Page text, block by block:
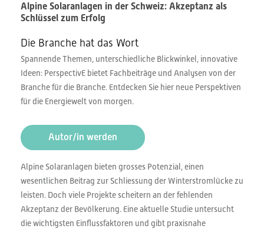
Alpine Solaranlagen in der Schweiz: Akzeptanz als
Schlüssel zum Erfolg
Die Branche hat das Wort
Spannende Themen, unterschiedliche Blickwinkel, innovative
Ideen: PerspectivE bietet Fachbeiträge und Analysen von der
Branche für die Branche. Entdecken Sie hier neue Perspektiven
für die Energiewelt von morgen.
Autor/in werden
Alpine Solaranlagen bieten grosses Potenzial, einen
wesentlichen Beitrag zur Schliessung der Winterstromlücke zu
leisten. Doch viele Projekte scheitern an der fehlenden
Akzeptanz der Bevölkerung. Eine aktuelle Studie untersucht
die wichtigsten Einflussfaktoren und gibt praxisnahe